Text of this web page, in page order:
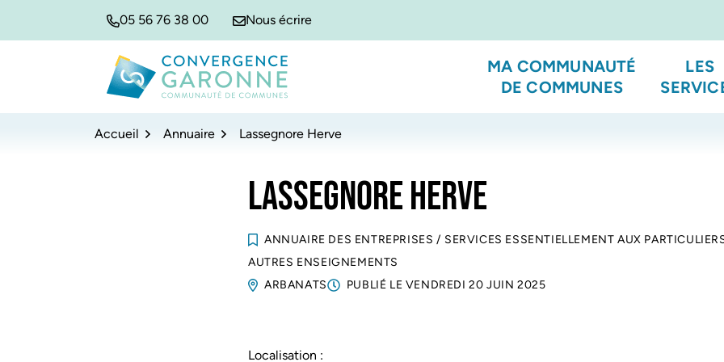
05 56 76 38 00 Nous écrire
Convergence Garonne
MA COMMUNAUTÉ
DE COMMUNES
LES
Accueil Annuaire Lassegnore Herve
LASSEGNORE HERVE
ANNUAIRE DES ENTREPRISES / SERVICES ESSENTIELLEMENT AUX
AUTRES ENSEIGNEMENTS
ARBANATS
PUBLIÉ LE VENDREDI 20 JUIN 2025
Localisation :